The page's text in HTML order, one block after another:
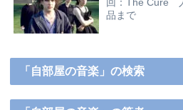
品まで
「自部屋の音楽」の検索